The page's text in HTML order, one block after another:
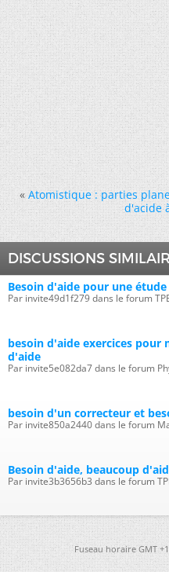
« Atomistique : parties
d'acide
DISCUSSIONS
Besoin d'aide pour une
Par invite49d1f279 dans le forum
besoin d'aide exercices
d'aide
Par invite5e082da7 dans le forum
besoin d'un correcteur et
Par invite850a2440 dans le forum
Besoin d'aide, beaucoup
Par invite3b3656b3 dans le forum
Fuseau horaire GMT